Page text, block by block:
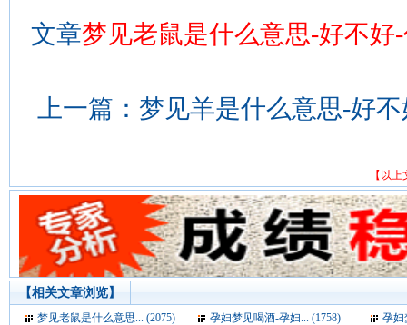
文章梦见老鼠是什么意思-好不好
上一篇： 梦见羊是什么意思-好
【以
【相关文章浏览】
梦见老鼠是什么意思... (2075) 孕妇梦见喝酒-孕妇... (1758)
孕妇